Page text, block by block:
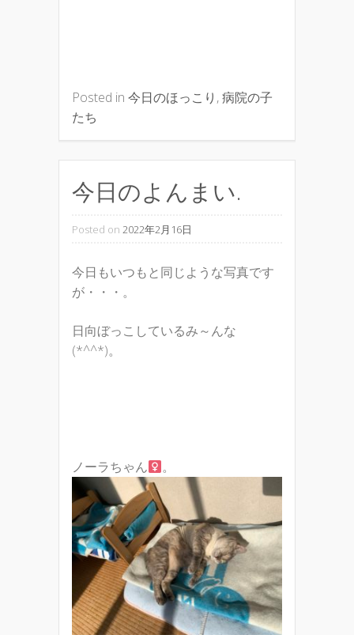
Posted in 今日のほっこり ,病院の子
たち
今日のよんまい.
Posted on 2022年2月16日
今日もいつもと同じような写真です
が・・・。
日向ぼっこしているみ～んな
(*^^*)。
ノーラちゃん 。